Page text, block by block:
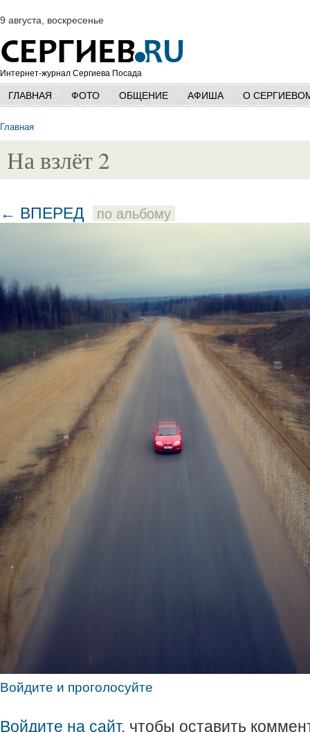
9 августа, воскресенье
Интернет-журнал Сергиева Посада
ГЛАВНАЯ ФОТО ОБЩЕНИЕ АФИША О
Главная
На взлёт 2
← ВПЕРЕД по альбому
Войдите и проголосуйте
Войдите на сайт, чтобы оставить